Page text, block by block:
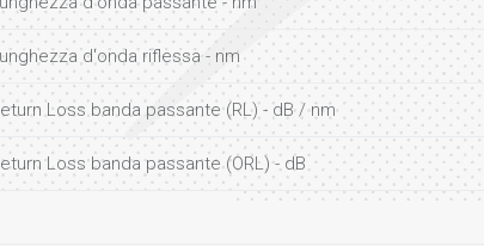
d'onda riflessa - nm
Loss banda passante (RL) - dB / nm
Loss banda passante (ORL) - dB